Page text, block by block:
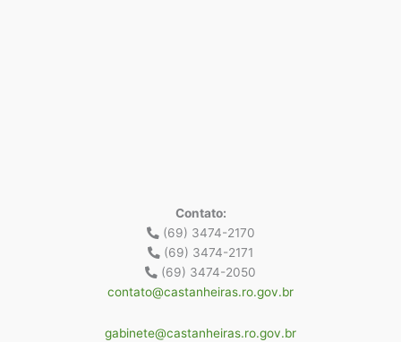
Contato:
(69) 3474-2170
(69) 3474-2171
(69) 3474-2050
contato@castanheiras.ro.gov.br
gabinete@castanheiras.ro.gov.br